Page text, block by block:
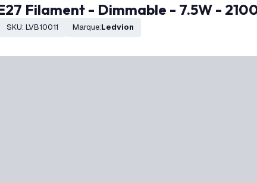
E27 Filament - Dimmable - 7.5W -
SKU: LVB10011 Marque: Ledvion